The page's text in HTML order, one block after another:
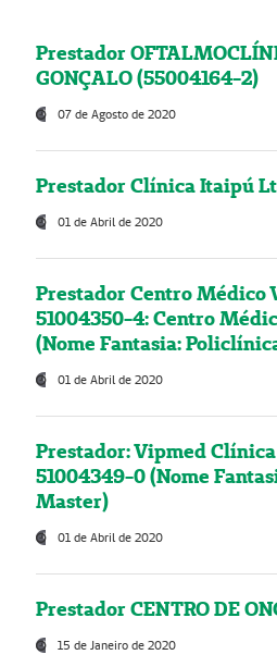
Prestador
GONÇALO (55004164-2)
07 de Agosto de 2020
Prestador Clínica Itaipú
01 de Abril de 2020
Prestador Centro Médico
51004350-4: Centro
(Nome Fantasia:
01 de Abril de 2020
Prestador: Vipmed
51004349-0 (Nome
Master)
01 de Abril de 2020
Prestador CENTRO DE
15 de Janeiro de 2020